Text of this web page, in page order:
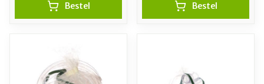
Bestel Bestel